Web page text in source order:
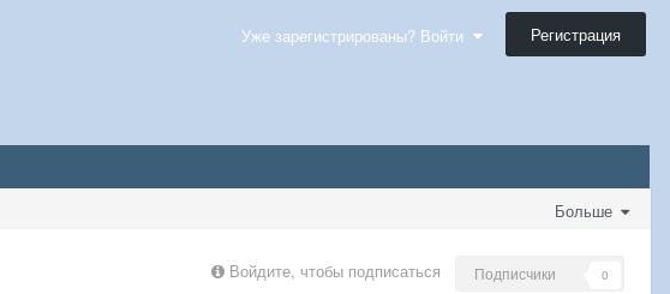
Уже зарегистрированы? Войти Регистрация
Больше
Войдите, чтобы подписаться Подписчики 0